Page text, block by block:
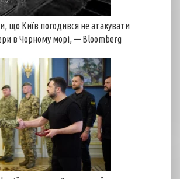
що Київ погодився не атакувати
в Чорному морі, — Bloomberg